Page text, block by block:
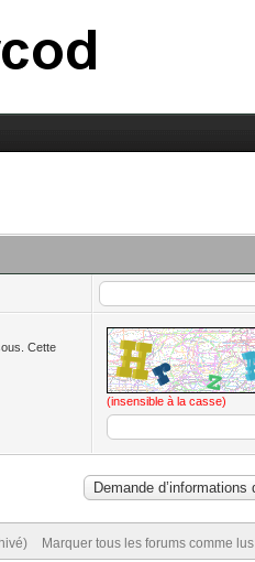
Cette
(insensible à la casse)
Marquer tous les forums comme lus